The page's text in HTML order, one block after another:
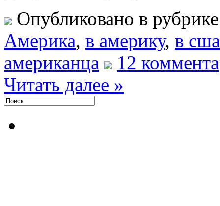
Опубликовано в
Америка, в америку, в сша
американца
12
Читать далее »